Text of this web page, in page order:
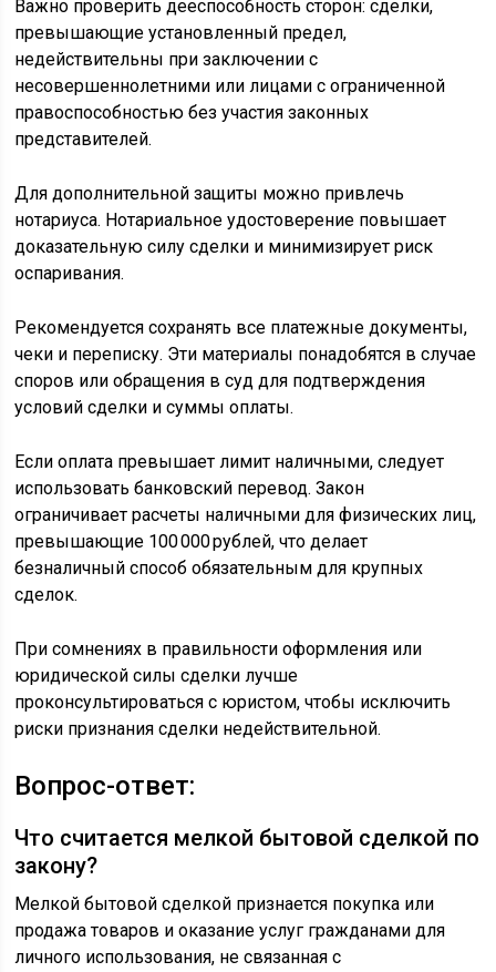
Важно проверить дееспособность сторон: сделки,
превышающие установленный предел,
недействительны при заключении с
несовершеннолетними или лицами с ограниченной
правоспособностью без участия законных
представителей.
Для дополнительной защиты можно привлечь
нотариуса. Нотариальное удостоверение повышает
доказательную силу сделки и минимизирует риск
оспаривания.
Рекомендуется сохранять все платежные документы,
чеки и переписку. Эти материалы понадобятся в случае
споров или обращения в суд для подтверждения
условий сделки и суммы оплаты.
Если оплата превышает лимит наличными, следует
использовать банковский перевод. Закон
ограничивает расчеты наличными для физических лиц,
превышающие 100 000 рублей, что делает
безналичный способ обязательным для крупных
сделок.
При сомнениях в правильности оформления или
юридической силы сделки лучше
проконсультироваться с юристом, чтобы исключить
риски признания сделки недействительной.
Вопрос-ответ:
Что считается мелкой бытовой сделкой по
закону?
Мелкой бытовой сделкой признается покупка или
продажа товаров и оказание услуг гражданами для
личного использования, не связанная с